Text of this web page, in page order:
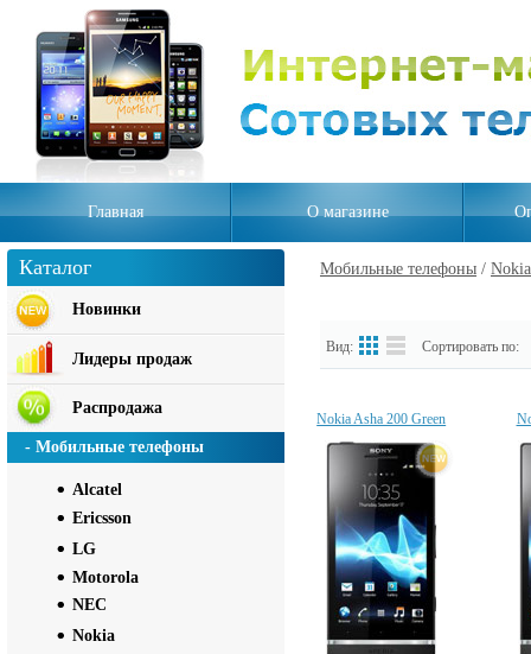
Главная О магазине
Мобильные телефоны / Nokia
Вид: Сортировать по:
Nokia Asha 200 Green
Каталог
Новинки
Лидеры продаж
Распродажа
- Мобильные телефоны
Alcatel
Ericsson
LG
Motorola
NEC
Nokia